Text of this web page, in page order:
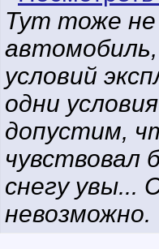
Тут тоже
автомобиль,
условий
одни
допустим,
чувствовал
снегу увы...
невозможно.